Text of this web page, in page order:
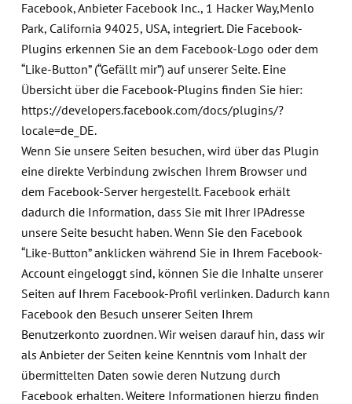
Facebook, Anbieter Facebook Inc., 1 Hacker Way,Menlo
Park, California 94025, USA, integriert. Die Facebook-
Plugins erkennen Sie an dem Facebook-Logo oder dem
“Like-Button” (“Gefällt mir”) auf unserer Seite. Eine
Übersicht über die Facebook-Plugins finden Sie hier:
https://developers.facebook.com/docs/plugins/?
locale=de_DE.
Wenn Sie unsere Seiten besuchen, wird über das Plugin
eine direkte Verbindung zwischen Ihrem Browser und
dem Facebook-Server hergestellt. Facebook erhält
dadurch die Information, dass Sie mit Ihrer IPAdresse
unsere Seite besucht haben. Wenn Sie den Facebook
“Like-Button” anklicken während Sie in Ihrem Facebook-
Account eingeloggt sind, können Sie die Inhalte unserer
Seiten auf Ihrem Facebook-Profil verlinken. Dadurch kann
Facebook den Besuch unserer Seiten Ihrem
Benutzerkonto zuordnen. Wir weisen darauf hin, dass wir
als Anbieter der Seiten keine Kenntnis vom Inhalt der
übermittelten Daten sowie deren Nutzung durch
Facebook erhalten. Weitere Informationen hierzu finden